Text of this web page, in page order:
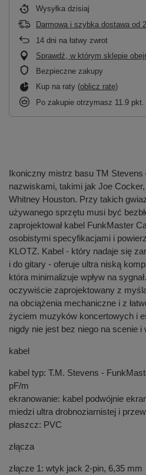
Wysyłka dzisiaj
Darmowa i szybka dostawa od
14 dni na łatwy zwrot
Sprawdź, w którym sklepie
Bezpieczne zakupy
Kup na raty (oblicz ratę)
Po zakupie otrzymasz 11.9 pkt.
Ikoniczny mistrz basu TM Stevens
nazwiskami, takimi jak Joe
Whitney Houston. Przy takich
używanego sprzętu musi być
zaprojektował kabel FunkMaster
osobistymi specyfikacjami i
KLOTZ. Kabel - który nadaje się
i do gitary - oferuje ultra niską
która minimalizuje wpływ na
oczywiście zaprojektowany z
na obciążenia mechaniczne i z
życiem muzyków koncertowych i
nigdy nie jest bez niego na scenie i
kabel
kabel typ: T.M. Stevens -
pF/m
ekranowanie: kabel podwójnie
miedzi ultra drobnoziarnistej i
płaszcz: PVC
złącza
złącze 1: wtyk jack 2-pin, 6,35 mm